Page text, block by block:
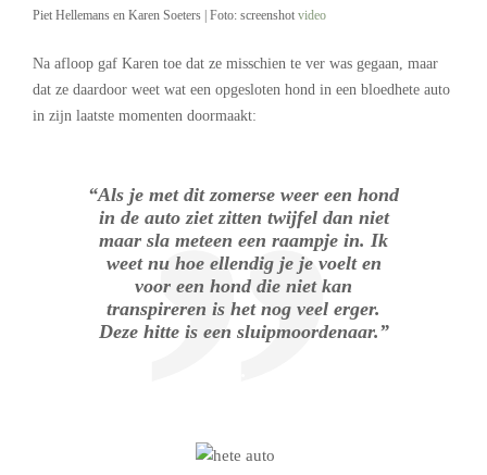
Piet Hellemans en Karen Soeters | Foto: screenshot video
Na afloop gaf Karen toe dat ze misschien te ver was gegaan, maar
dat ze daardoor weet wat een opgesloten hond in een bloedhete auto
in zijn laatste momenten doormaakt:
“Als je met dit zomerse weer een hond
in de auto ziet zitten twijfel dan niet
maar sla meteen een raampje in. Ik
weet nu hoe ellendig je je voelt en
voor een hond die niet kan
transpireren is het nog veel erger.
Deze hitte is een sluipmoordenaar.”